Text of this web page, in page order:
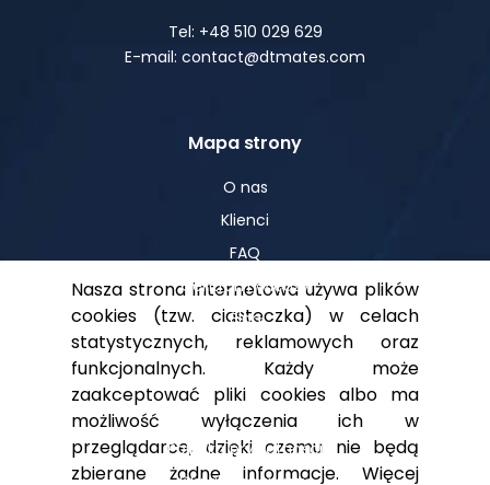
Tel: +48 510 029 629
E-mail: contact@dtmates.com
Mapa strony
O nas
Klienci
FAQ
Centrum Wiedzy
Blog
Pomoc
Polityka prywatności
Nasza strona internetowa używa plików
cookies (tzw. ciasteczka) w celach
statystycznych, reklamowych oraz
funkcjonalnych. Każdy może
zaakceptować pliki cookies albo ma
możliwość wyłączenia ich w
przeglądarce, dzięki czemu nie będą
zbierane żadne informacje. Więcej